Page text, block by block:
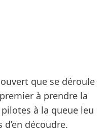
que se déroule
à prendre la
à la queue leu
découdre.